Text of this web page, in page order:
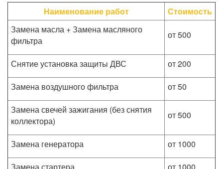
Наименование работ
Стоимость
Замена масла + Замена масляного
фильтра
от 500
Снятие установка защиты ДВС
от 200
Замена воздушного фильтра
от 50
Замена свечей зажигания (без снятия
коллектора)
от 500
Замена генератора
от 1000
Замена стартера
от 1000